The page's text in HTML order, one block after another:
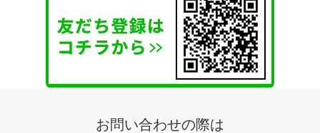
お問い合わせの際は